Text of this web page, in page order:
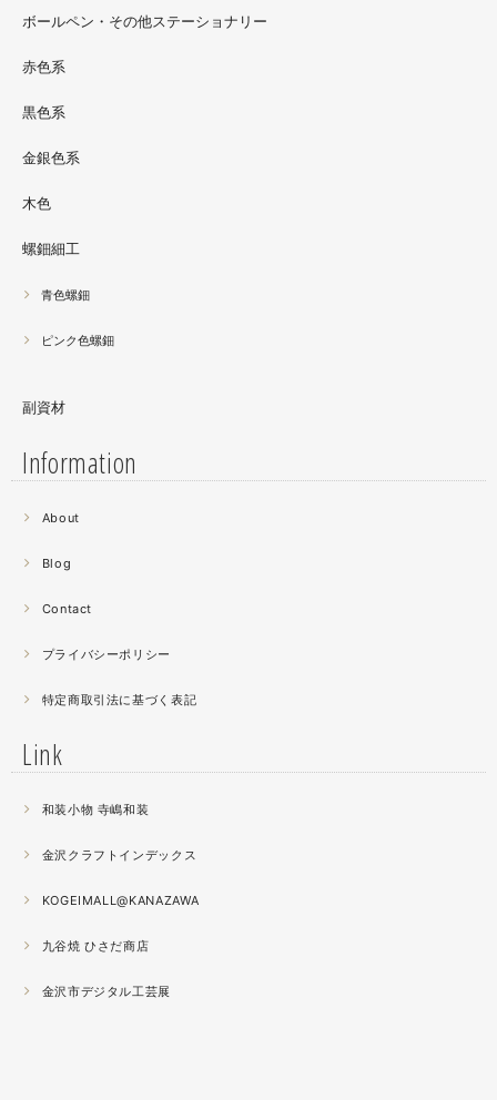
シリーズ』紅里工房螺鈿装飾も展示されています。アクセ
サリーとはまた違った美しさがあると思うのでぜひご覧く
螺鈿細工の工程。青みの強い鮑貝を使ってステンドグラス
曲面に螺鈿するためには貝も小さなカケラを使う必要が...
昔作った２０００ピースのジグソーパズルを思い出す。ひ
薔薇のブローチ木地制作中。
薄く作らねば。。。パキッとやってしまったときの悲しさ
秋の催事シーズンに向けてまた木地を作り始めました。
2021.04
いの桜が満開になりました。
ボールペン・その他ステーショナリー
赤色系
黒色系
金銀色系
木色
螺鈿細工
青色螺鈿
ピンク色螺鈿
副資材
Information
About
Blog
Contact
プライバシーポリシー
特定商取引法に基づく表記
Link
和装小物 寺嶋和装
金沢クラフトインデックス
KOGEIMALL@KANAZAWA
九谷焼 ひさだ商店
金沢市デジタル工芸展